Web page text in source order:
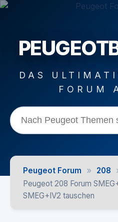
DAS
FORUM
Peugeot Forum » 208
Peugeot 208 Forum
SMEG+IV2 tauschen